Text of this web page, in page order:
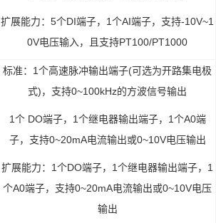
扩展能力： 5个DI端子， 1个AI端子，支持-10V~1
0V电压输入，且支持PT100/PT1000
标准： 1个高速脉冲输出端子(可选为开路集电极
式)，支持0~100kHz的方波信号输出
1个 DO端子， 1个继电器输出端子， 1个A0端
子，支持0~20mA电流输出或0~10V电压输出
扩展能力： 1个DO端子， 1个继电器输出端子， 1
个A0端子，支持0~20mA电流输出或0~10V电压
输出